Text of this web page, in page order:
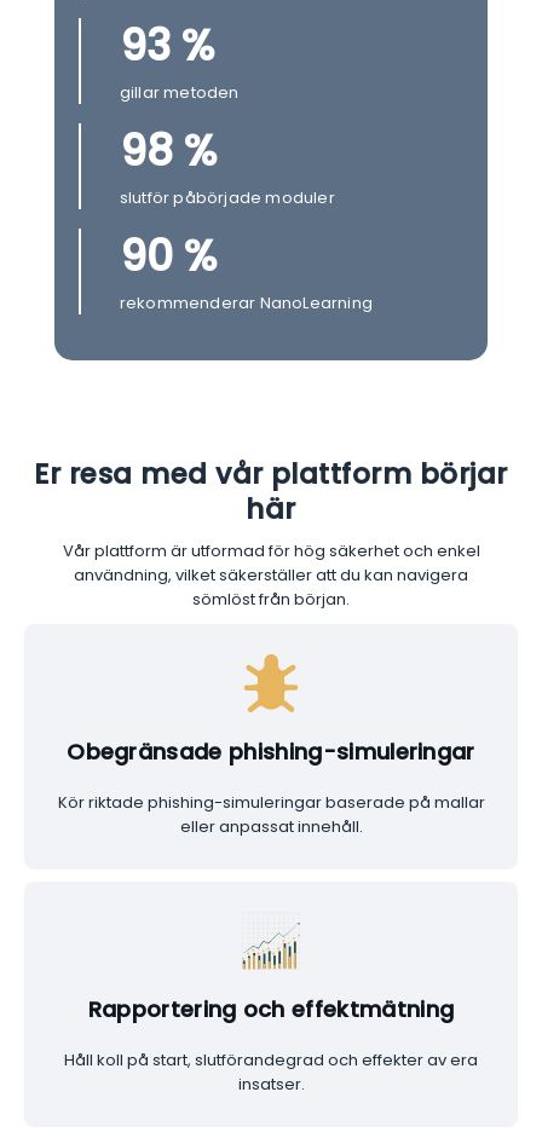
93 %
gillar metoden
98 %
slutför påbörjade moduler
90 %
rekommenderar NanoLearning
Er resa med vår plattform börjar
här
Vår plattform är utformad för hög säkerhet och enkel
användning, vilket säkerställer att du kan navigera
sömlöst från början.
Obegränsade phishing-simuleringar
Kör riktade phishing-simuleringar baserade på mallar
eller anpassat innehåll.
Rapportering och effektmätning
Håll koll på start, slutförandegrad och effekter av era
insatser.